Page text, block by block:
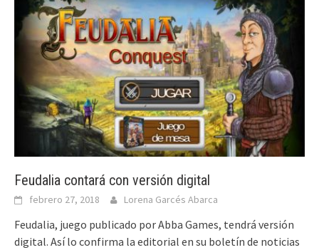
Feudalia contará con versión digital
febrero 27, 2018 Lorena Garcés Abarca
Feudalia, juego publicado por Abba Games, tendrá versión
digital. Así lo confirma la editorial en su boletín de noticias